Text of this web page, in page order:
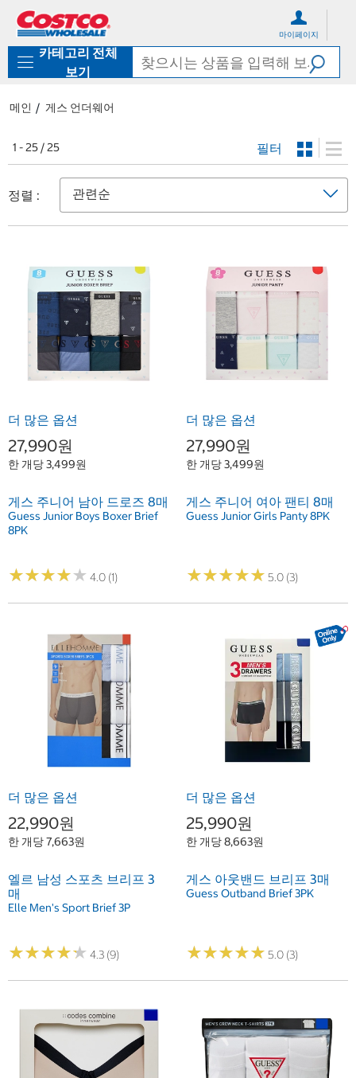
로
기
가
마이페이지
카테고리 전체
보기
메인 게스 언더웨어
1 - 25 / 25 필터
정렬 :
더 많은 옵션
27,990원
한 개당 3,499원
게스 주니어 남아 드로즈 8매
Guess Junior Boys Boxer Brief
8PK
★★★★★
★★★★★ 4.0 (1)
더 많은 옵션
27,990원
한 개당 3,499원
게스 주니어 여아 팬티 8매
Guess Junior Girls Panty 8PK
★★★★★
★★★★★ 5.0 (3)
더 많은 옵션
22,990원
한 개당 7,663원
엘르 남성 스포츠 브리프 3
매
Elle Men's Sport Brief 3P
★★★★★
★★★★★ 4.3 (9)
더 많은 옵션
25,990원
한 개당 8,663원
게스 아웃밴드 브리프 3매
Guess Outband Brief 3PK
★★★★★
★★★★★ 5.0 (3)